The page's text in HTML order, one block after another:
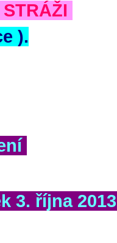
).
3. října